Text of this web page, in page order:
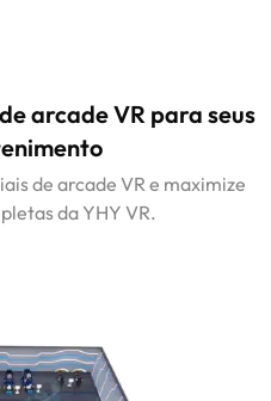
arcade VR para seus
de arcade VR e maximize
da YHY VR.